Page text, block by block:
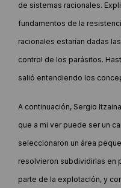
de sistemas racionales.
fundamentos de la
racionales estarían dadas
control de los parásitos.
salió entendiendo los
A continuación, Sergio
que a mi ver puede ser un
seleccionaron un área
resolvieron subdividirlas en
parte de la explotación, y